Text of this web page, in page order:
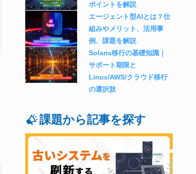
ポイントを解説
エージェント型AIとは？仕
組みやメリット、活用事
例、課題を解説
Solaris移行の基礎知識｜
サポート期限と
Linux/AWS/クラウド移行
の選択肢
課題から記事を探す